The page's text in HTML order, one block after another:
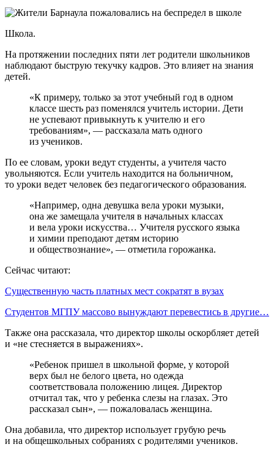
Школа.
На протяжении последних пяти лет родители школьников
наблюдают быструю текучку кадров. Это влияет на знания
детей.
«К примеру, только за этот учебный год в одном
классе шесть раз поменялся учитель истории. Дети
не успевают привыкнуть к учителю и его
требованиям», — рассказала мать одного
из учеников.
По ее словам, уроки ведут студенты, а учителя часто
увольняются. Если учитель находится на больничном,
то уроки ведет человек без педагогического образования.
«Например, одна девушка вела уроки музыки,
она же замещала учителя в начальных классах
и вела уроки искусства… Учителя русского языка
и химии преподают детям историю
и обществознание», — отметила горожанка.
Сейчас читают:
Существенную часть платных мест сократят в вузах
Студентов МГПУ массово вынуждают перевестись в другие…
Также она рассказала, что директор школы оскорбляет детей
и «не стесняется в выражениях».
«Ребенок пришел в школьной форме, у которой
верх был не белого цвета, но одежда
соответствовала положению лицея. Директор
отчитал так, что у ребенка слезы на глазах. Это
рассказал сын», — пожаловалась женщина.
Она добавила, что директор использует грубую речь
и на общешкольных собраниях с родителями учеников.